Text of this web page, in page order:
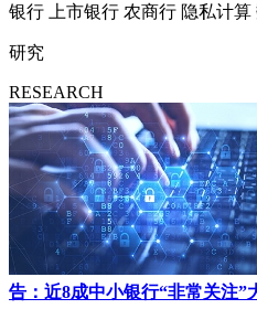
银行
上市银行 农商行 隐私计算
研究
RESEARCH
告：近8成中小银行“非常关注”